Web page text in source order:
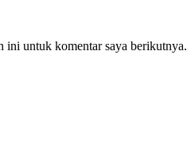
ini untuk komentar saya berikutnya.